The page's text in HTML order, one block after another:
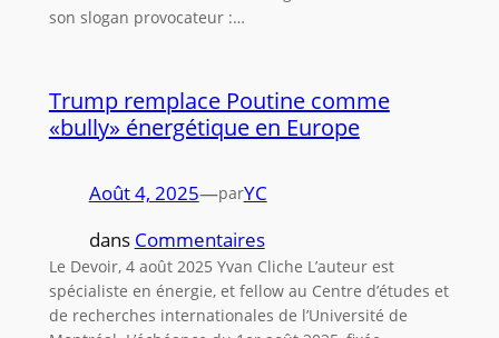
son slogan provocateur :…
Trump remplace Poutine comme
«bully» énergétique en Europe
Août 4, 2025—parYC
dans Commentaires
Le Devoir, 4 août 2025 Yvan Cliche L’auteur est
spécialiste en énergie, et fellow au Centre d’études et
de recherches internationales de l’Université de